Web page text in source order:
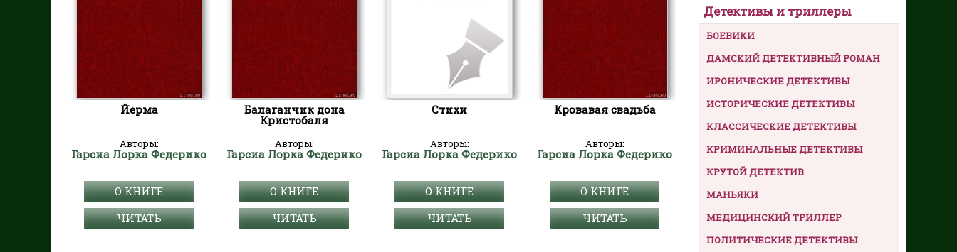
Йерма
Авторы:
Гарсиа Лорка Федерико
О КНИГЕ
ЧИТАТЬ
Балаганчик дона
Кристобаля
Авторы:
Гарсиа Лорка Федерико
О КНИГЕ
ЧИТАТЬ
Стихи
Авторы:
Гарсиа Лорка Федерико
О КНИГЕ
ЧИТАТЬ
Кровавая свадьба
Авторы:
Гарсиа Лорка Федерико
О КНИГЕ
ЧИТАТЬ
Детективы и триллеры
БОЕВИКИ
ДАМСКИЙ ДЕТЕКТИВНЫЙ РОМАН
ИРОНИЧЕСКИЕ ДЕТЕКТИВЫ
ИСТОРИЧЕСКИЕ ДЕТЕКТИВЫ
КЛАССИЧЕСКИЕ ДЕТЕКТИВЫ
КРИМИНАЛЬНЫЕ ДЕТЕКТИВЫ
КРУТОЙ ДЕТЕКТИВ
МАНЬЯКИ
МЕДИЦИНСКИЙ ТРИЛЛЕР
ПОЛИТИЧЕСКИЕ ДЕТЕКТИВЫ